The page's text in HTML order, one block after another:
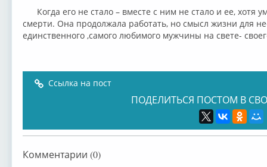
Когда его не стало – вместе с ним не стало и ее, хотя
смерти. Она продолжала работать, но смысл жизни для
единственного ,самого любимого мужчины на свете-
Ссылка на пост
ПОДЕЛИТЬСЯ ПОСТОМ В
Комментарии (0)